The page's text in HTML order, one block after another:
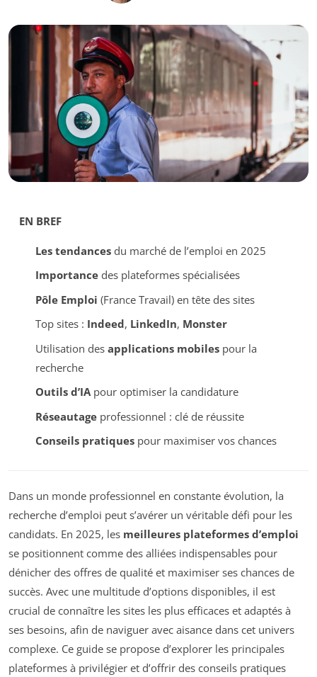
EN BREF
Les tendancesdu marché de l’emploi en 2025
Importancedes plateformes spécialisées
Pôle Emploi (France Travail) en tête des sites
Top sites : Indeed, LinkedIn, Monster
Utilisation des applications mobilespour la
recherche
Outils d’IApour optimiser la candidature
Réseautageprofessionnel : clé de réussite
Conseils pratiquespour maximiser vos chances
Dans un monde professionnel en constante évolution, la
recherche d’emploi peut s’avérer un véritable défi pour les
candidats. En 2025, les meilleures plateformes d’emploi
se positionnent comme des alliées indispensables pour
dénicher des offres de qualité et maximiser ses chances de
succès. Avec une multitude d’options disponibles, il est
crucial de connaître les sites les plus efficaces et adaptés à
ses besoins, afin de naviguer avec aisance dans cet univers
complexe. Ce guide se propose d’explorer les principales
plateformes à privilégier et d’offrir des conseils pratiques